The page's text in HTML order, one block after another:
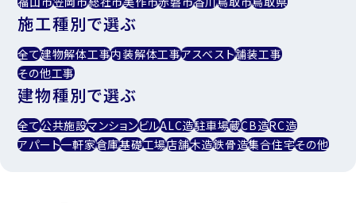
施工種別で選ぶ
全て建物解体工事内装解体⼯事アスベスト舗装工事
その他工事
建物種別で選ぶ
全て公共施設マンションビルALC造駐車場蔵CB造RC造
アパート一軒家倉庫基礎工場店舗木造鉄骨造集合住宅その他